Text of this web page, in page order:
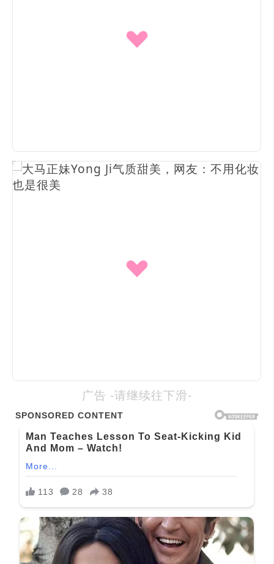
广告 -请继续往下滑-